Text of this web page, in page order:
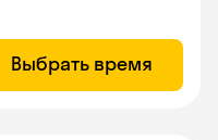
Выбрать время